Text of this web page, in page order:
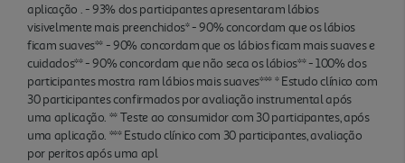
aplicação . - 93% dos participantes apresentaram lábios
visivelmente mais preenchidos* - 90% concordam que os lábios
ficam suaves** - 90% concordam que os lábios ficam mais suaves e
cuidados** - 90% concordam que não seca os lábios** - 100% dos
participantes mostra ram lábios mais suaves*** * Estudo clínico com
30 participantes confirmados por avaliação instrumental após
uma aplicação. ** Teste ao consumidor com 30 participantes, após
uma aplicação. *** Estudo clínico com 30 participantes, avaliação
por peritos após uma apl